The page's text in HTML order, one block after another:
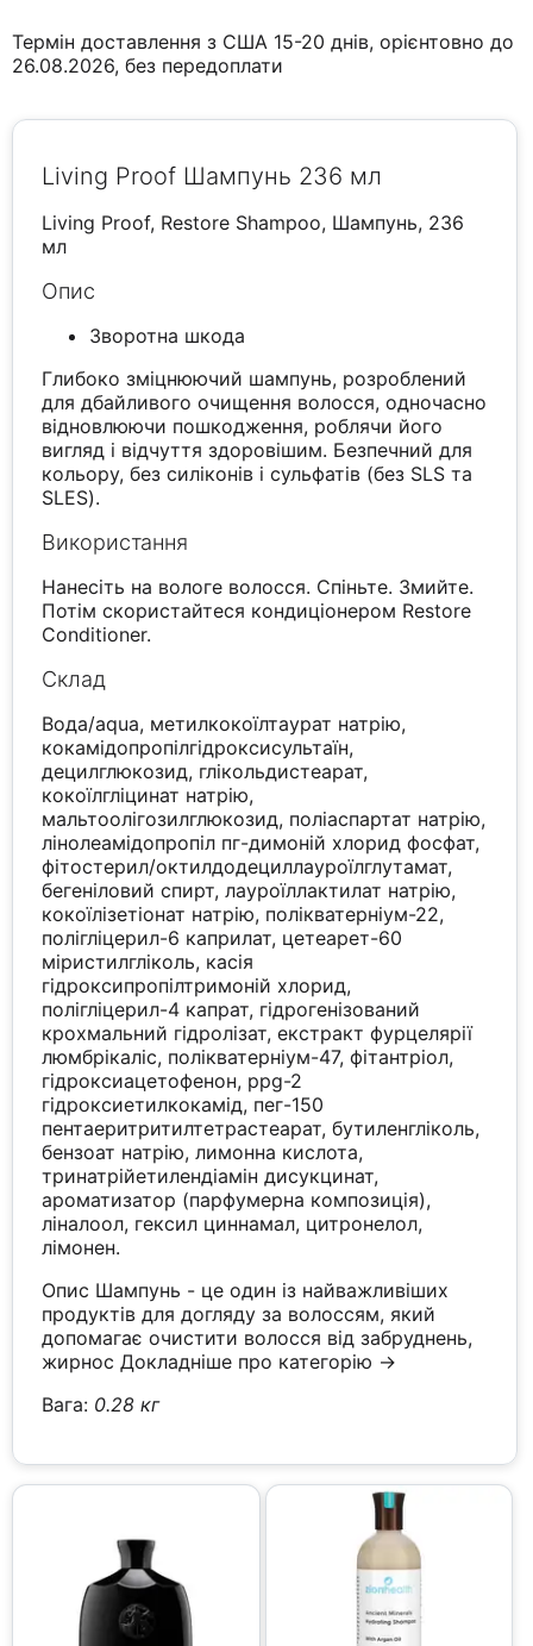
Термін доставлення з США 15-20 днів, орієнтовно до
26.08.2026, без передоплати
Living Proof Шампунь 236 мл
Living Proof, Restore Shampoo, Шампунь, 236
мл
Опис
Зворотна шкода
Глибоко зміцнюючий шампунь, розроблений
для дбайливого очищення волосся, одночасно
відновлюючи пошкодження, роблячи його
вигляд і відчуття здоровішим. Безпечний для
кольору, без силіконів і сульфатів (без SLS та
SLES).
Використання
Нанесіть на вологе волосся. Спіньте. Змийте.
Потім скористайтеся кондиціонером Restore
Conditioner.
Склад
Вода/aqua, метилкокоїлтаурат натрію,
кокамідопропілгідроксисультаїн,
децилглюкозид, глікольдистеарат,
кокоїлгліцинат натрію,
мальтоолігозилглюкозид, поліаспартат натрію,
лінолеамідопропіл пг-димоній хлорид фосфат,
фітостерил/октилдодециллауроїлглутамат,
бегеніловий спирт, лауроїллактилат натрію,
кокоїлізетіонат натрію, полікватерніум-22,
полігліцерил-6 каприлат, цетеарет-60
міристилгліколь, касія
гідроксипропілтримоній хлорид,
полігліцерил-4 капрат, гідрогенізований
крохмальний гідролізат, екстракт фурцелярії
люмбрікаліс, полікватерніум-47, фітантріол,
гідроксиацетофенон, ppg-2
гідроксиетилкокамід, пег-150
пентаеритритилтетрастеарат, бутиленгліколь,
бензоат натрію, лимонна кислота,
тринатрійетилендіамін дисукцинат,
ароматизатор (парфумерна композиція),
ліналоол, гексил циннамал, цитронелол,
лімонен.
Опис Шампунь - це один із найважливіших
продуктів для догляду за волоссям, який
допомагає очистити волосся від забруднень,
жирносДокладніше про категорію →
Вага: 0.28 кг